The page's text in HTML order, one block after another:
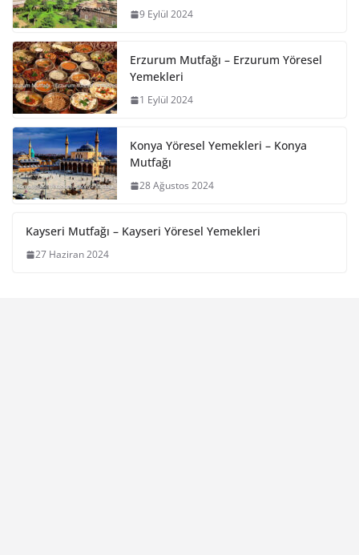
9 Eylül 2024
Erzurum Mutfağı – Erzurum Yöresel
Yemekleri
1 Eylül 2024
Konya Yöresel Yemekleri – Konya
Mutfağı
28 Ağustos 2024
Kayseri Mutfağı – Kayseri Yöresel Yemekleri
27 Haziran 2024